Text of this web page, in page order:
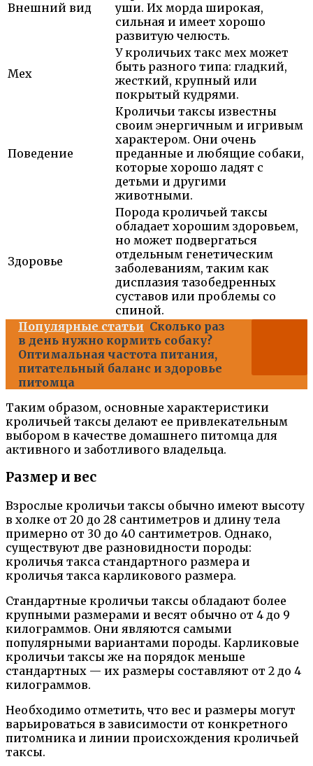
Внешний вид
уши. Их морда широкая,
сильная и имеет хорошо
развитую челюсть.
Мех
У кроличьих такс мех может
быть разного типа: гладкий,
жесткий, крупный или
покрытый кудрями.
Поведение
Кроличьи таксы известны
своим энергичным и игривым
характером. Они очень
преданные и любящие собаки,
которые хорошо ладят с
детьми и другими
животными.
Здоровье
Порода кроличьей таксы
обладает хорошим здоровьем,
но может подвергаться
отдельным генетическим
заболеваниям, таким как
дисплазия тазобедренных
суставов или проблемы со
спиной.
Популярные статьи Сколько раз
в день нужно кормить собаку?
Оптимальная частота питания,
питательный баланс и здоровье
питомца
Таким образом, основные характеристики
кроличьей таксы делают ее привлекательным
выбором в качестве домашнего питомца для
активного и заботливого владельца.
Размер и вес
Взрослые кроличьи таксы обычно имеют высоту
в холке от 20 до 28 сантиметров и длину тела
примерно от 30 до 40 сантиметров. Однако,
существуют две разновидности породы:
кроличья такса стандартного размера и
кроличья такса карликового размера.
Стандартные кроличьи таксы обладают более
крупными размерами и весят обычно от 4 до 9
килограммов. Они являются самыми
популярными вариантами породы. Карликовые
кроличьи таксы же на порядок меньше
стандартных — их размеры составляют от 2 до 4
килограммов.
Необходимо отметить, что вес и размеры могут
варьироваться в зависимости от конкретного
питомника и линии происхождения кроличьей
таксы.